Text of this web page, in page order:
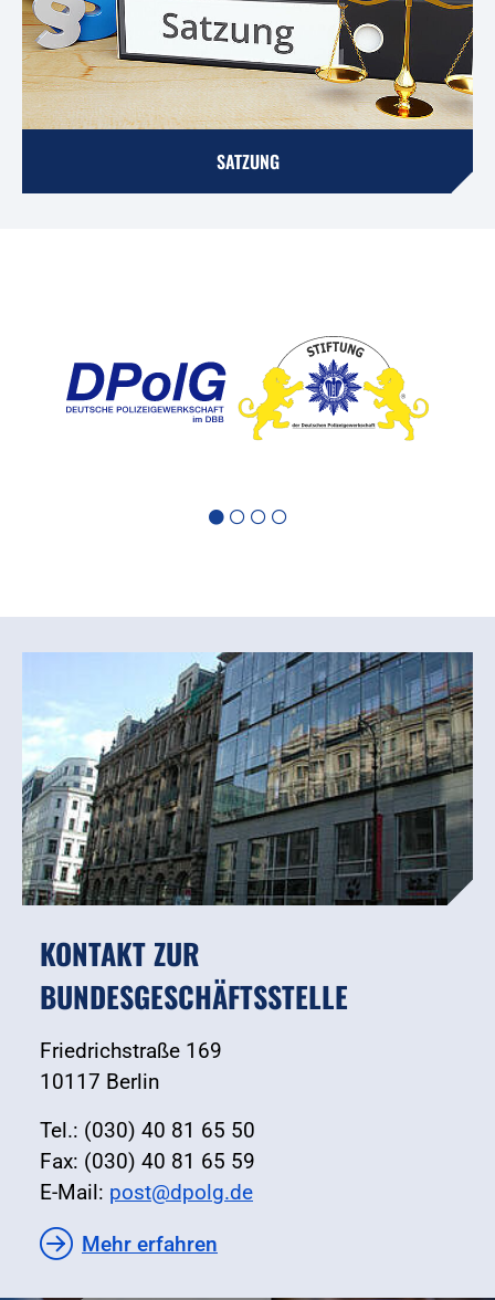
SATZUNG
KONTAKT ZUR
BUNDESGESCHÄFTSSTELLE
Friedrichstraße 169
10117 Berlin
Tel.: (030) 40 81 65 50
Fax: (030) 40 81 65 59
E-Mail: post@dpolg.de
Mehr erfahren